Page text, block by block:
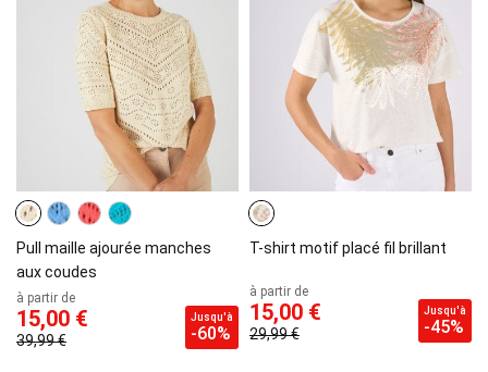
Pull maille ajourée manches
aux coudes
à partir de
15,00 €
39,99 €
Jusqu'à
-60%
T-shirt motif placé fil brillant
à partir de
15,00 €
29,99 €
Jusqu'à
-45%